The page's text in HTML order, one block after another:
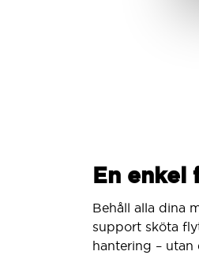
En
Behåll alla dina
support sköta
hantering – utan